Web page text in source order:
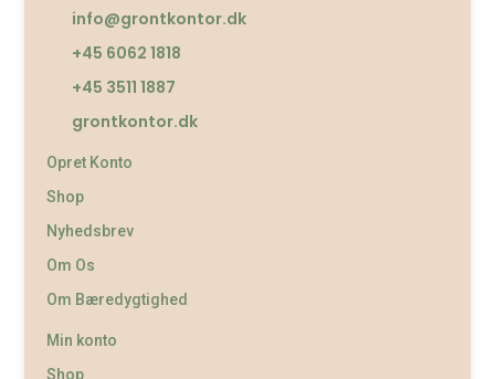
info@grontkontor.dk
+45 6062 1818
+45 3511 1887
grontkontor.dk
Opret Konto
Shop
Nyhedsbrev
Om Os
Om Bæredygtighed
Min konto
Shop